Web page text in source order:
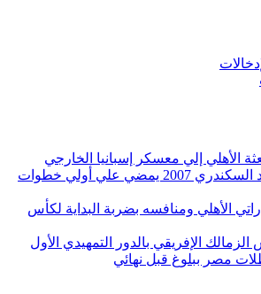
الأهلي إلي معسكر إسبانيا الخارجي
نجم شباب الاتحاد السكندري 2007 يمضي علي أولي خطوات
الأهلي ومنافسه بضربة البداية لكأس
الإفريقي بالدور التمهيدي الأول
مصر ببلوغ قبل نهائي